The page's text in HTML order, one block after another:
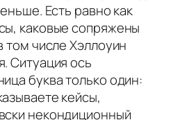
Есть равно как
каковые сопряжены
том числе Хэллоуин
Ситуация ось
буква только один:
кейсы,
некондиционный